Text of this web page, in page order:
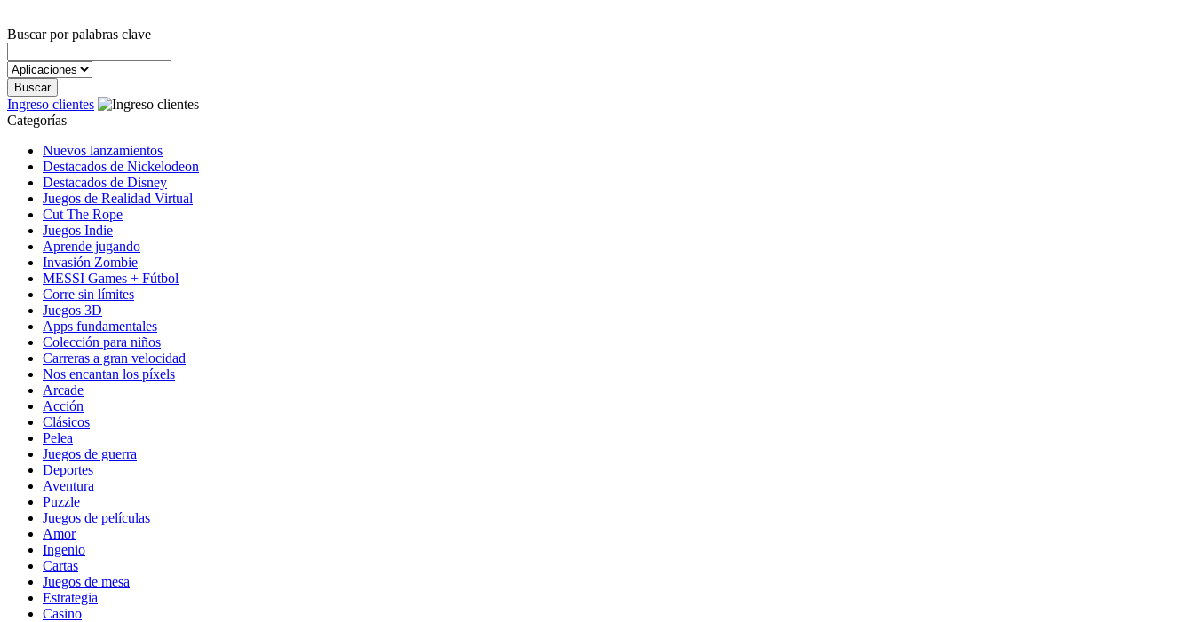
Buscar por palabras clave
Ingreso clientes
Categorías
Nuevos lanzamientos
Destacados de Nickelodeon
Destacados de Disney
Juegos de Realidad Virtual
Cut The Rope
Juegos Indie
Aprende jugando
Invasión Zombie
MESSI Games + Fútbol
Corre sin límites
Juegos 3D
Apps fundamentales
Colección para niños
Carreras a gran velocidad
Nos encantan los píxels
Arcade
Acción
Clásicos
Pelea
Juegos de guerra
Deportes
Aventura
Puzzle
Juegos de películas
Amor
Ingenio
Cartas
Juegos de mesa
Estrategia
Casino